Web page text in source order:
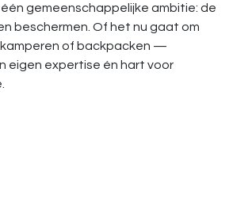
gemeenschappelijke ambitie: de
beschermen. Of het nu gaat om
of backpacken —
eigen expertise én hart voor